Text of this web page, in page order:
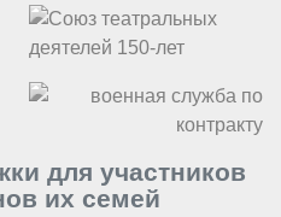
для участников
их семей